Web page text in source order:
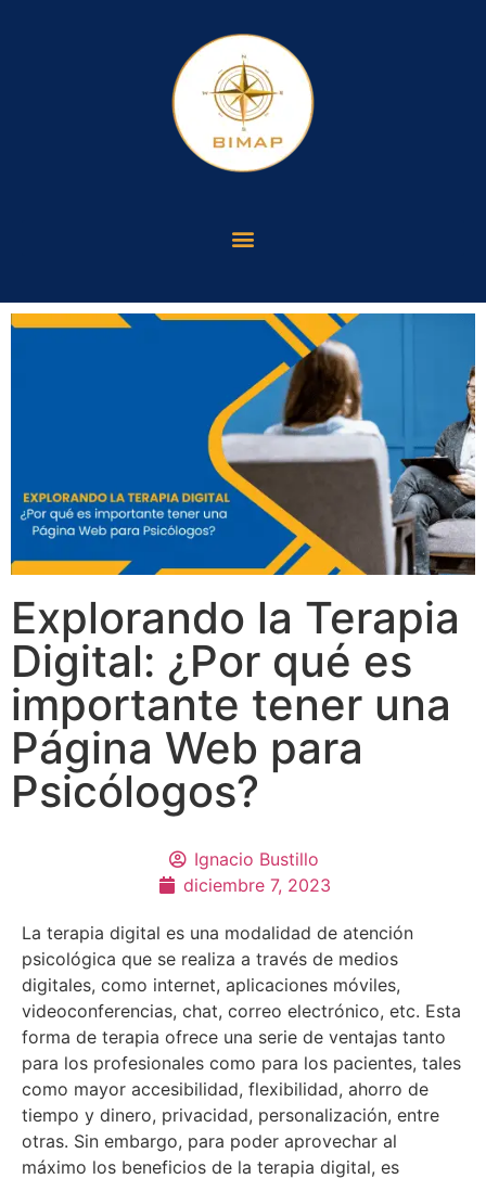
Explorando la Terapia
Digital: ¿Por qué es
importante tener una
Página Web para
Psicólogos?
Ignacio Bustillo
diciembre 7, 2023
La terapia digital es una modalidad de atención
psicológica que se realiza a través de medios
digitales, como internet, aplicaciones móviles,
videoconferencias, chat, correo electrónico, etc. Esta
forma de terapia ofrece una serie de ventajas tanto
para los profesionales como para los pacientes, tales
como mayor accesibilidad, flexibilidad, ahorro de
tiempo y dinero, privacidad, personalización, entre
otras. Sin embargo, para poder aprovechar al
máximo los beneficios de la terapia digital, es